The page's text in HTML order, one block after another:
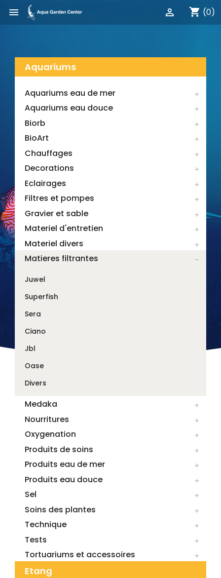
 shopping_cart (0)

Aquariums
Aquariums eau de mer 
Aquariums eau douce 
Biorb 
BioArt 
Chauffages 
Decorations 
Eclairages 
Filtres et pompes 
Gravier et sable 
Materiel d'entretien 
Materiel divers 
Matieres filtrantes 
Juwel
Superfish
Sera
Ciano
Jbl
Oase
Divers
Medaka 
Nourritures 
Oxygenation 
Produits de soins 
Produits eau de mer 
Produits eau douce 
Sel 
Soins des plantes 
Technique 
Tests 
Tortuariums et accessoires 
Etang